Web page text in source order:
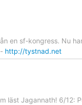
en sf-kongress. Nu
http://tystnad.net
läst Jagannath! 6/12: